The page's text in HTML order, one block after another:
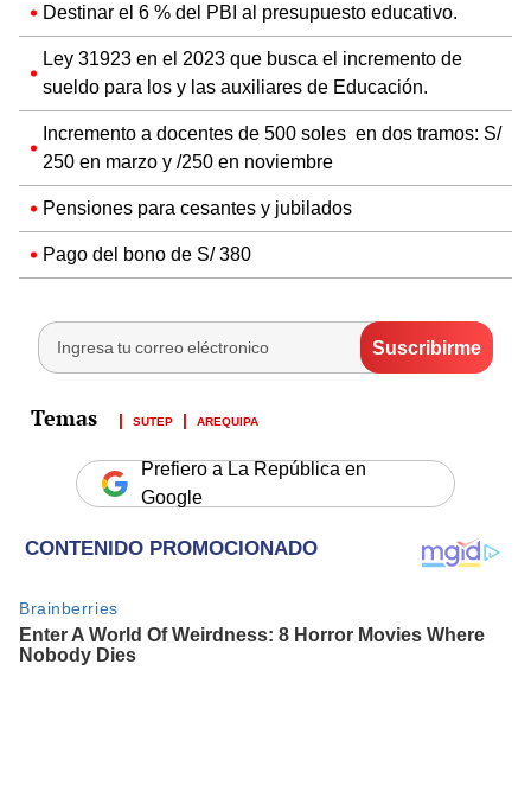
Destinar el 6 % del PBI al presupuesto educativo.
Ley 31923 en el 2023 que busca el incremento de
sueldo para los y las auxiliares de Educación.
Incremento a docentes de 500 soles en dos tramos: S/
250 en marzo y /250 en noviembre
Pensiones para cesantes y jubilados
Pago del bono de S/ 380
SUTEP AREQUIPA
Prefiero a La República en
Google